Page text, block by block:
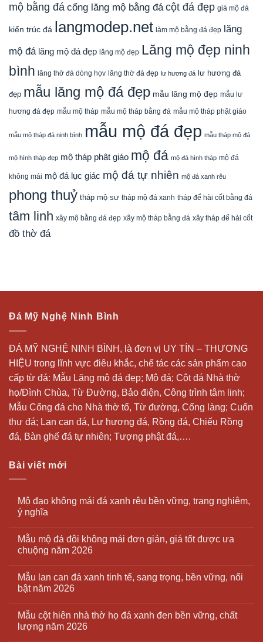
mộ bằng đá cổng lăng mộ bằng đá cột đá đẹp giá mộ đá
kiến trúc đá langmodep.net làm mộ bằng đá đẹp lăng
mộ đá lăng mộ đá đẹp lăng mộ đẹp Lăng mộ đẹp ninh
bình lăng thờ đá dòng họv lăng thờ đá đẹp lư hương đá lư hương đá
đẹp mẫu lăng mộ đá đẹp mẫu lăng mộ đẹp mẫu lư
hương đá đẹp mẫu mộ tháp mẫu mộ tháp bằng đá mẫu mộ tháp phật giáo
mẫu mộ tháp đá ninh bình mẫu mộ đá đẹp mẫu tháp mộ đá
mộ hình tháp đẹp mộ tháp phật giáo mộ đá mộ đá hình tháp mộ đá
không mái mộ đá lục giác mộ đá tự nhiên mộ đá xanh rêu
phong thuỷ tháp mộ sư tháp mộ đá xanh tháp để hài cốt bằng đá
tâm linh xây mộ bằng đá đẹp xây mộ tháp bằng đá xây tháp để hài cốt
đồ thờ đá
Đá Mỹ Nghệ Ninh Bình
ĐÁ MỸ NGHỆ NINH BÌNH, là đơn vị UY TÍN – THƯƠNG
HIỆU trong lĩnh vực điêu khắc, chế tác các sản phẩm cao
cấp từ đá: Mẫu Lăng mộ đá đẹp; Mộ đá; Cột đá Nhà thờ
họ/Đình Chùa, Từ Đường, Bảo điện, Công trình tâm linh;
Mẫu Cổng đá cho Nhà thờ tổ, Từ đường, Cổng làng; Cuốn
thư đá; Lan can đá, Lư hương đá, Rồng đá, Chiếu Rồng
đá, Bàn ghế đá tự nhiên; Tượng phật đá,….
Bài viết mới
Mộ đạo không mái đá xanh rêu bền vững, trang nghiêm,
ý nghĩa
Mẫu mộ đá đôi không mái đơn giản, giá tốt được ưa
chuộng năm 2026
Mẫu lan can đá xanh tinh tế, sang trọng, bền vững, nổi
bật năm 2026
Mẫu cột hiên nhà thờ họ đá xanh đen bền vững, chất
lượng năm 2026